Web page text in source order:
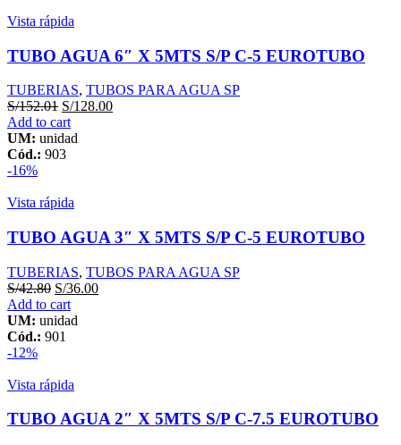
quantity
Vista rápida
TUBO AGUA 6″ X 5MTS S/P C-5 EUROTUBO
TUBERIAS, TUBOS PARA AGUA SP
S/152.01 S/128.00
Add to cart
UM: unidad
Cód.: 903
-16%
Vista rápida
TUBO AGUA 3″ X 5MTS S/P C-5 EUROTUBO
TUBERIAS, TUBOS PARA AGUA SP
S/42.80 S/36.00
Add to cart
UM: unidad
Cód.: 901
-12%
Vista rápida
TUBO AGUA 2″ X 5MTS S/P C-7.5 EUROTUBO